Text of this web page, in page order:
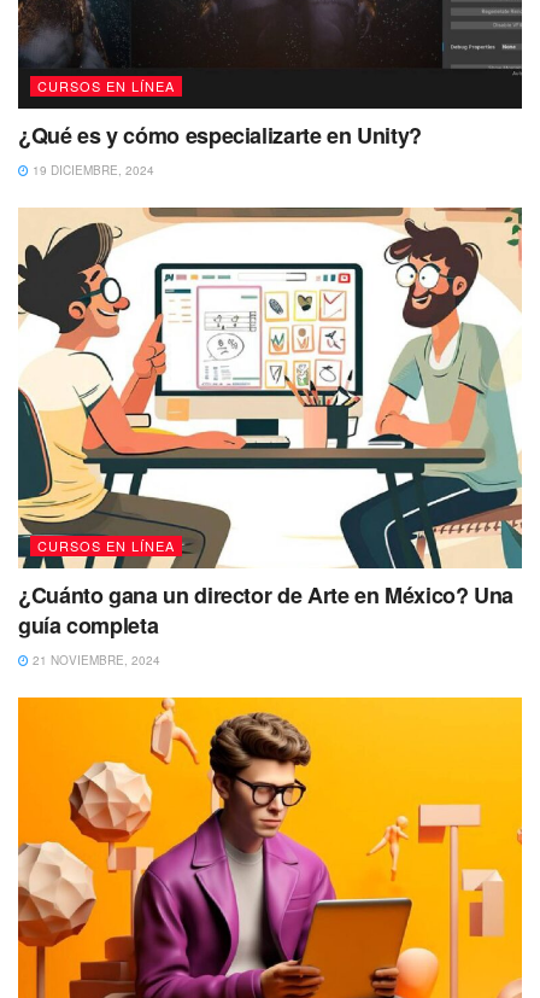
CURSOS EN LÍNEA
¿Qué es y cómo especializarte en Unity?
19 DICIEMBRE, 2024
CURSOS EN LÍNEA
¿Cuánto gana un director de Arte en México? Una
guía completa
21 NOVIEMBRE, 2024